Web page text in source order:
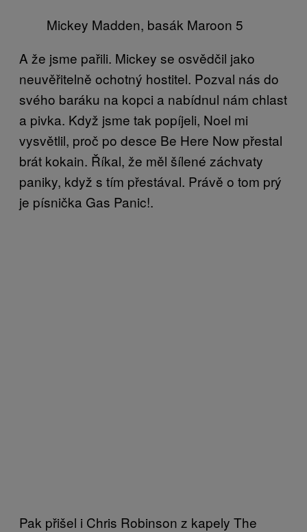
Mickey Madden, basák Maroon 5
A že jsme pařili. Mickey se osvědčil jako
neuvěřitelně ochotný hostitel. Pozval nás do
svého baráku na kopci a nabídnul nám chlast
a pivka. Když jsme tak popíjeli, Noel mi
vysvětlil, proč po desce Be Here Now přestal
brát kokain. Říkal, že měl šílené záchvaty
paniky, když s tím přestával. Právě o tom prý
je písnička Gas Panic!.
Pak přišel i Chris Robinson z kapely The